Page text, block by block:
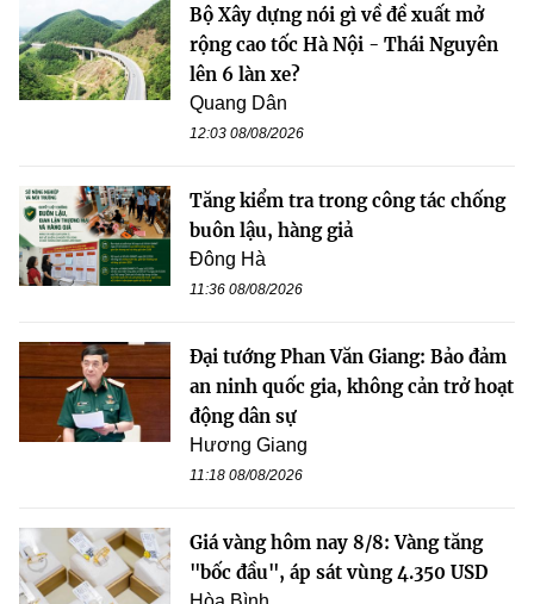
Bộ Xây dựng nói gì về đề xuất mở
rộng cao tốc Hà Nội - Thái Nguyên
lên 6 làn xe?
Quang Dân
12:03 08/08/2026
Tăng kiểm tra trong công tác chống
buôn lậu, hàng giả
Đông Hà
11:36 08/08/2026
Đại tướng Phan Văn Giang: Bảo đảm
an ninh quốc gia, không cản trở hoạt
động dân sự
Hương Giang
11:18 08/08/2026
Giá vàng hôm nay 8/8: Vàng tăng
"bốc đầu", áp sát vùng 4.350 USD